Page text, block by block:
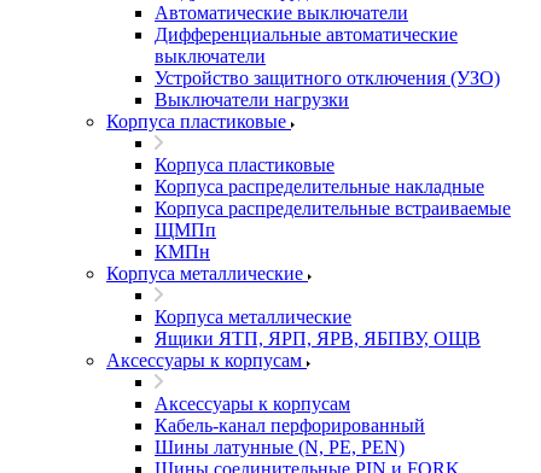
Автоматические выключатели
Дифференциальные автоматические
выключатели
Устройство защитного отключения (УЗО)
Выключатели нагрузки
Корпуса пластиковые
Корпуса пластиковые
Корпуса распределительные накладные
Корпуса распределительные встраиваемые
ЩМПп
КМПн
Корпуса металлические
Корпуса металлические
Ящики ЯТП, ЯРП, ЯРВ, ЯБПВУ, ОЩВ
Аксессуары к корпусам
Аксессуары к корпусам
Кабель-канал перфорированный
Шины латунные (N, PE, PEN)
Шины соединительные PIN и FORK